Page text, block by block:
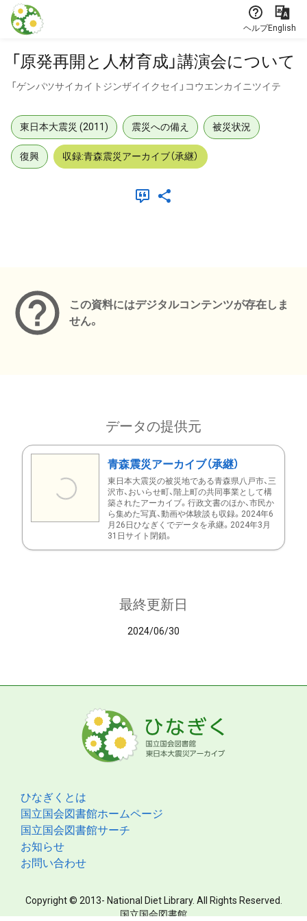
本文に飛ぶ
ヘルプEnglish
「原発再開と人材育成」講演会について
「ゲンパツサイカイトジンザイイクセイ」コウエンカイニツイテ
東日本大震災 (2011) 震災への備え 被災状況
復興 収録:青森震災アーカイブ（承継）
この資料にはデジタルコンテンツが存在しま
せん。
データの提供元
青森震災アーカイブ（承継）
東日本大震災の被災地である青森県八戸市、三
沢市、おいらせ町、階上町の共同事業として構
築されたアーカイブ。行政文書のほか、市民か
ら集めた写真、動画や体験談も収録。2024年6
月26日ひなぎくでデータを承継。2024年3月
31日サイト閉鎖。
最終更新日
2024/06/30
ひなぎくとは
国立国会図書館ホームページ
国立国会図書館サーチ
お知らせ
お問い合わせ
Copyright © 2013- National Diet Library. All Rights Reserved.